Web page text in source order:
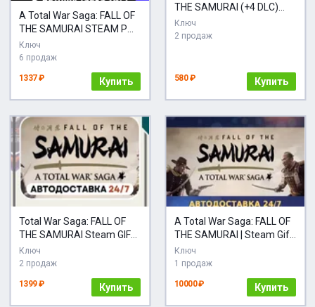
A Total War Saga: FALL OF
THE SAMURAI STEAM РФ
и все регионы гифт
автодоставка
Ключ
6 продаж
1337 ₽ Купить
THE SAMURAI (+4 DLC)
(Steam Ключ / РФ + Весь
Мир)
Ключ
2 продаж
580 ₽ Купить
Total War Saga: FALL OF
THE SAMURAI Steam GIFT
RU+Подарок
Ключ
2 продаж
1399 ₽ Купить
A Total War Saga: FALL OF
THE SAMURAI | Steam Gift
| Автодоставка
Ключ
1 продаж
10000 ₽ Купить